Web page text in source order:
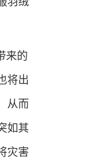
来的
将出
从而
如其
灾害